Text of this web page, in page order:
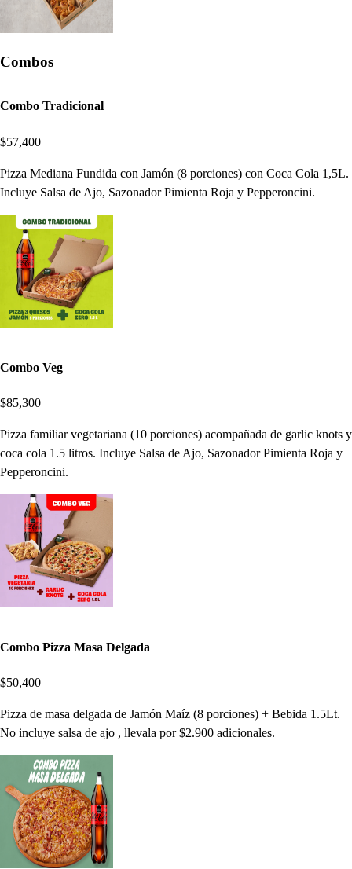
Combos
Combo Tradicional
$57,400
Pizza Mediana Fundida con Jamón (8 porciones) con Coca Cola 1,5L.
Incluye Salsa de Ajo, Sazonador Pimienta Roja y Pepperoncini.
Combo Veg
$85,300
Pizza familiar vegetariana (10 porciones) acompañada de garlic knots y
coca cola 1.5 litros. Incluye Salsa de Ajo, Sazonador Pimienta Roja y
Pepperoncini.
Combo Pizza Masa Delgada
$50,400
Pizza de masa delgada de Jamón Maíz (8 porciones) + Bebida 1.5Lt.
No incluye salsa de ajo , llevala por $2.900 adicionales.